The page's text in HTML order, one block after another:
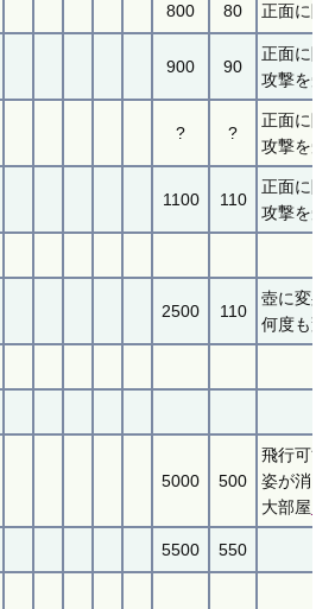
800 80 正面に
900 90
正面に
攻撃を
? ?
正面に
攻撃を
1100 110
正面に
攻撃を
2500 110
壺に変
何度も
5000 500
飛行可
姿が消
大部屋
5500 550